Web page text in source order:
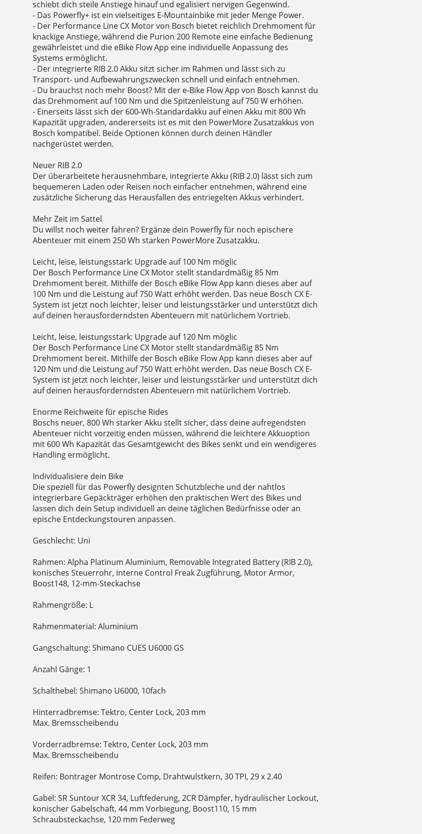
schiebt dich steile Anstiege hinauf und egalisiert nervigen Gegenwind.
- Das Powerfly+ ist ein vielseitiges E-Mountainbike mit jeder Menge Power.
- Der Performance Line CX Motor von Bosch bietet reichlich Drehmoment für
knackige Anstiege, während die Purion 200 Remote eine einfache Bedienung
gewährleistet und die eBike Flow App eine individuelle Anpassung des
Systems ermöglicht.
- Der integrierte RIB 2.0 Akku sitzt sicher im Rahmen und lässt sich zu
Transport- und Aufbewahrungszwecken schnell und einfach entnehmen.
- Du brauchst noch mehr Boost? Mit der e-Bike Flow App von Bosch kannst du
das Drehmoment auf 100 Nm und die Spitzenleistung auf 750 W erhöhen.
- Einerseits lässt sich der 600-Wh-Standardakku auf einen Akku mit 800 Wh
Kapazität upgraden, andererseits ist es mit den PowerMore Zusatzakkus von
Bosch kompatibel. Beide Optionen können durch deinen Händler
nachgerüstet werden.
Neuer RIB 2.0
Der überarbeitete herausnehmbare, integrierte Akku (RIB 2.0) lässt sich zum
bequemeren Laden oder Reisen noch einfacher entnehmen, während eine
zusätzliche Sicherung das Herausfallen des entriegelten Akkus verhindert.
Mehr Zeit im Sattel
Du willst noch weiter fahren? Ergänze dein Powerfly für noch epischere
Abenteuer mit einem 250 Wh starken PowerMore Zusatzakku.
Leicht, leise, leistungsstark: Upgrade auf 100 Nm möglic
Der Bosch Performance Line CX Motor stellt standardmäßig 85 Nm
Drehmoment bereit. Mithilfe der Bosch eBike Flow App kann dieses aber auf
100 Nm und die Leistung auf 750 Watt erhöht werden. Das neue Bosch CX E-
System ist jetzt noch leichter, leiser und leistungsstärker und unterstützt dich
auf deinen herausforderndsten Abenteuern mit natürlichem Vortrieb.
Leicht, leise, leistungsstark: Upgrade auf 120 Nm möglic
Der Bosch Performance Line CX Motor stellt standardmäßig 85 Nm
Drehmoment bereit. Mithilfe der Bosch eBike Flow App kann dieses aber auf
120 Nm und die Leistung auf 750 Watt erhöht werden. Das neue Bosch CX E-
System ist jetzt noch leichter, leiser und leistungsstärker und unterstützt dich
auf deinen herausforderndsten Abenteuern mit natürlichem Vortrieb.
Enorme Reichweite für epische Rides
Boschs neuer, 800 Wh starker Akku stellt sicher, dass deine aufregendsten
Abenteuer nicht vorzeitig enden müssen, während die leichtere Akkuoption
mit 600 Wh Kapazität das Gesamtgewicht des Bikes senkt und ein wendigeres
Handling ermöglicht.
Individualisiere dein Bike
Die speziell für das Powerfly designten Schutzbleche und der nahtlos
integrierbare Gepäckträger erhöhen den praktischen Wert des Bikes und
lassen dich dein Setup individuell an deine täglichen Bedürfnisse oder an
epische Entdeckungstouren anpassen.
Geschlecht: Uni
Rahmen: Alpha Platinum Aluminium, Removable Integrated Battery (RIB 2.0),
konisches Steuerrohr, interne Control Freak Zugführung, Motor Armor,
Boost148, 12-mm-Steckachse
Rahmengröße: L
Rahmenmaterial: Aluminium
Gangschaltung: Shimano CUES U6000 GS
Anzahl Gänge: 1
Schalthebel: Shimano U6000, 10fach
Hinterradbremse: Tektro, Center Lock, 203 mm
Max. Bremsscheibendu
Vorderradbremse: Tektro, Center Lock, 203 mm
Max. Bremsscheibendu
Reifen: Bontrager Montrose Comp, Drahtwulstkern, 30 TPI, 29 x 2.40
Gabel: SR Suntour XCR 34, Luftfederung, 2CR Dämpfer, hydraulischer Lockout,
konischer Gabelschaft, 44 mm Vorbiegung, Boost110, 15 mm
Schraubsteckachse, 120 mm Federweg